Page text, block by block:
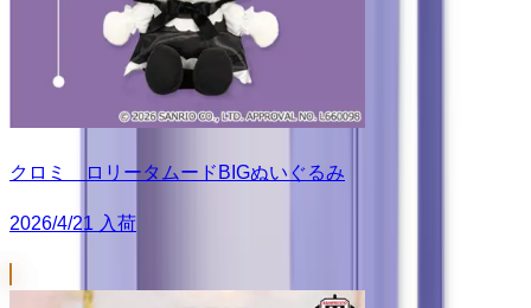
クロミ ロリータムードBIGぬいぐるみ
2026/4/21 入荷